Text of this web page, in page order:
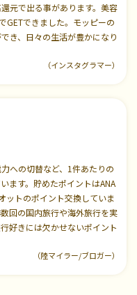
元で出る事があります。美容
GETできました。モッピーの
き、日々の生活が豊かになり
（インスタグラマー）
への切替など、1件あたりの
ます。貯めたポイントはANA
ットのポイント交換していま
回の国内旅行や海外旅行を実
好きには欠かせないポイント
（陸マイラー/ブロガー）